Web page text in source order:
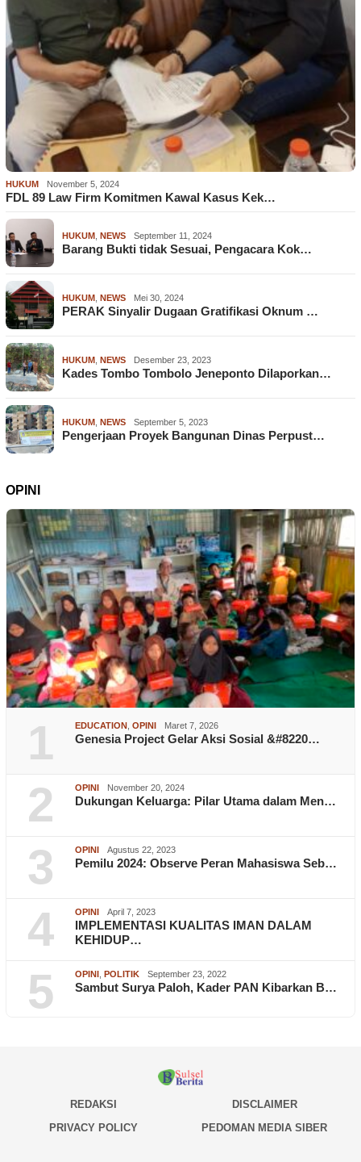
HUKUM November 5, 2024
FDL 89 Law Firm Komitmen Kawal Kasus Kek…
HUKUM NEWS September 11, 2024
Barang Bukti tidak Sesuai, Pengacara Kok…
HUKUM NEWS Mei 30, 2024
PERAK Sinyalir Dugaan Gratifikasi Oknum …
HUKUM NEWS Desember 23, 2023
Kades Tombo Tombolo Jeneponto Dilaporkan…
HUKUM NEWS September 5, 2023
Pengerjaan Proyek Bangunan Dinas Perpust…
OPINI
1 EDUCATION OPINI Maret 7, 2026
Genesia Project Gelar Aksi Sosial &#8220…
2 OPINI November 20, 2024
Dukungan Keluarga: Pilar Utama dalam Men…
3 OPINI Agustus 22, 2023
Pemilu 2024: Observe Peran Mahasiswa Seb…
4 OPINI April 7, 2023
IMPLEMENTASI KUALITAS IMAN DALAM
KEHIDUP…
5 OPINI POLITIK September 23, 2022
Sambut Surya Paloh, Kader PAN Kibarkan B…
REDAKSI
DISCLAIMER
PRIVACY POLICY
PEDOMAN MEDIA SIBER